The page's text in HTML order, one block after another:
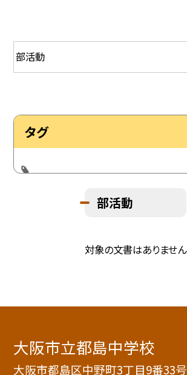
タグ
部活動
対象の文書はありません
大阪市立都島中学校
大阪市都島区中野町3丁目9番33号